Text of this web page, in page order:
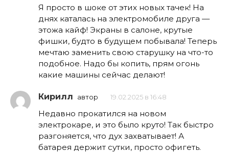
Я просто в шоке от этих новых тачек! На
днях каталась на электромобиле друга —
этожа кайф! Экраны в салоне, крутые
фишки, будто в будущем побывала! Теперь
мечтаю заменить свою старушку на что-то
подобное. Надо бы копить, прям огонь
какие машины сейчас делают!
Кирилл автор 19.02.2025 в 16:48
Недавно прокатился на новом
электрокаре, и это было круто! Так быстро
разгоняется, что дух захватывает! А
батарея держит сутки, просто офигеть.